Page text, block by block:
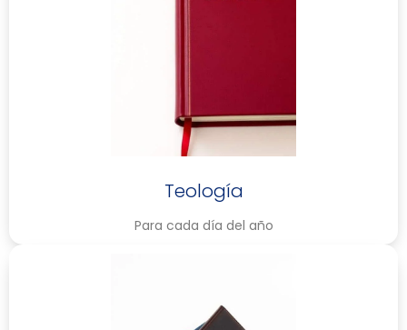
Teología
Para cada día del año